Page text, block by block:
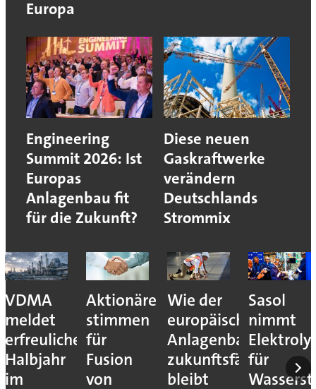
Europa
Engineering
Summit 2026: Ist
Europas
Anlagenbau fit
für die Zukunft?
Diese neuen
Gaskraftwerke
verändern
Deutschlands
Strommix
VDMA
meldet
erfreuliches
Halbjahr
im
Aktionäre
stimmen
für
Fusion
von
Wie der
europäische
Anlagenbau
zukunftsfähig
bleibt
Sasol
nimmt
für